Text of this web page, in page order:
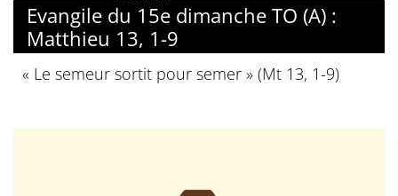
Evangile du 15e dimanche TO (A) :
Matthieu 13, 1-9
« Le semeur sortit pour semer » (Mt 13, 1-9)